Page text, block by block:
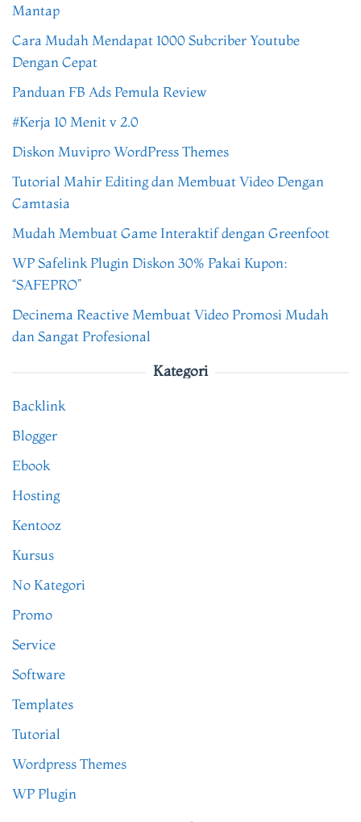
Mantap
Cara Mudah Mendapat 1000 Subcriber Youtube
Dengan Cepat
Panduan FB Ads Pemula Review
#Kerja 10 Menit v 2.0
Diskon Muvipro WordPress Themes
Tutorial Mahir Editing dan Membuat Video Dengan
Camtasia
Mudah Membuat Game Interaktif dengan Greenfoot
WP Safelink Plugin Diskon 30% Pakai Kupon:
“SAFEPRO”
Decinema Reactive Membuat Video Promosi Mudah
dan Sangat Profesional
Kategori
Backlink
Blogger
Ebook
Hosting
Kentooz
Kursus
No Kategori
Promo
Service
Software
Templates
Tutorial
Wordpress Themes
WP Plugin